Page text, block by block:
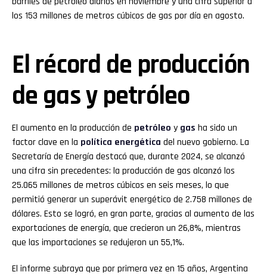
los 153 millones de metros cúbicos de gas por día en agosto.
El récord de producción
de gas y petróleo
El aumento en la producción de petróleo y gas ha sido un
factor clave en la política energética del nuevo gobierno. La
Secretaría de Energía destacó que, durante 2024, se alcanzó
una cifra sin precedentes: la producción de gas alcanzó los
25.065 millones de metros cúbicos en seis meses, lo que
permitió generar un superávit energético de 2.758 millones de
dólares. Esto se logró, en gran parte, gracias al aumento de las
exportaciones de energía, que crecieron un 26,8%, mientras
que las importaciones se redujeron un 55,1%.
El informe subraya que por primera vez en 15 años, Argentina